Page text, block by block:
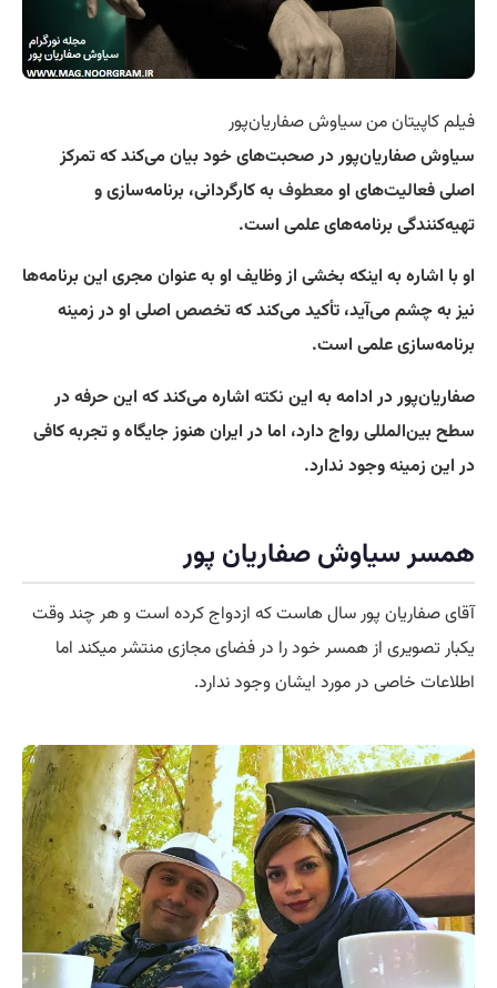
فیلم کاپیتان من سیاوش صفاریان‌پور
سیاوش صفاریان‌پور در صحبت‌های خود بیان می‌کند که تمرکز
اصلی فعالیت‌های او معطوفبه کارگردانی، برنامه‌سازی و
تهیه‌کنندگی برنامه‌های علمی است.
او با اشاره به اینکه بخشی از وظایف او به عنوان مجری این برنامه‌ها
نیز به چشم می‌آید، تأکید می‌کند که تخصص اصلی او در زمینه
برنامه‌سازی علمی است.
صفاریان‌پور در ادامه به این نکته اشاره می‌کند که این حرفه در
سطح بین‌المللی رواج دارد، اما در ایران هنوز جایگاه و تجربه کافی
در این زمینه وجود ندارد.
همسر سیاوش صفاریان پور
آقای صفاریان پور سال هاست که ازدواج کرده است و هر چند وقت
یکبار تصویری از همسر خود را در فضای مجازی منتشر میکند اما
اطلاعات خاصی در مورد ایشان وجود ندارد.